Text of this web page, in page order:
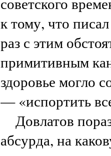
к тому, что
раз с этим
примитивным
здоровье могло
— «испортить
Довлатов
абсурда, на